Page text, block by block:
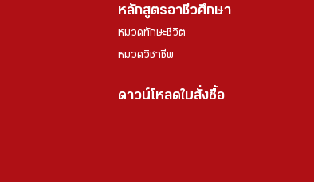
หลักสูตรอาชีวศึกษา
หมวดทักษะชีวิต
หมวดวิชาชีพ
ดาวน์โหลดใบสั่งซื้อ